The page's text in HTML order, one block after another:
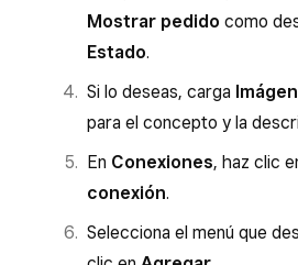
Mostrar pedido como
Estado.
Si lo deseas, carga
para el concepto y la
En Conexiones, haz clic
conexión.
Selecciona el menú que